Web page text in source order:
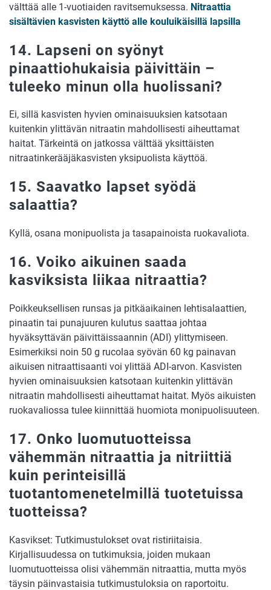
välttää alle 1-vuotiaiden ravitsemuksessa. Nitraattia
sisältävien kasvisten käyttö alle kouluikäisillä lapsilla
14. Lapseni on syönyt
pinaattiohukaisia päivittäin –
tuleeko minun olla huolissani?
Ei, sillä kasvisten hyvien ominaisuuksien katsotaan
kuitenkin ylittävän nitraatin mahdollisesti aiheuttamat
haitat. Tärkeintä on jatkossa välttää yksittäisten
nitraatinkerääjäkasvisten yksipuolista käyttöä.
15. Saavatko lapset syödä
salaattia?
Kyllä, osana monipuolista ja tasapainoista ruokavaliota.
16. Voiko aikuinen saada
kasviksista liikaa nitraattia?
Poikkeuksellisen runsas ja pitkäaikainen lehtisalaattien,
pinaatin tai punajuuren kulutus saattaa johtaa
hyväksyttävän päivittäissaannin (ADI) ylittymiseen.
Esimerkiksi noin 50 g rucolaa syövän 60 kg painavan
aikuisen nitraattisaanti voi ylittää ADI-arvon. Kasvisten
hyvien ominaisuuksien katsotaan kuitenkin ylittävän
nitraatin mahdollisesti aiheuttamat haitat. Myös aikuisten
ruokavaliossa tulee kiinnittää huomiota monipuolisuuteen.
17. Onko luomutuotteissa
vähemmän nitraattia ja nitriittiä
kuin perinteisillä
tuotantomenetelmillä tuotetuissa
tuotteissa?
Kasvikset: Tutkimustulokset ovat ristiriitaisia.
Kirjallisuudessa on tutkimuksia, joiden mukaan
luomutuotteissa olisi vähemmän nitraattia, mutta myös
täysin päinvastaisia tutkimustuloksia on raportoitu.